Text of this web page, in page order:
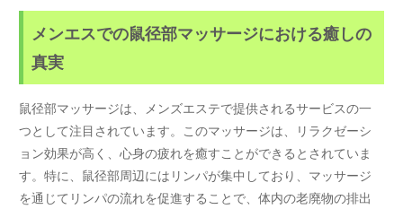
メンエスでの鼠径部マッサージにおける癒しの
真実
鼠径部マッサージは、メンズエステで提供されるサービスの一
つとして注目されています。このマッサージは、リラクゼーシ
ョン効果が高く、心身の疲れを癒すことができるとされていま
す。特に、鼠径部周辺にはリンパが集中しており、マッサージ
を通じてリンパの流れを促進することで、体内の老廃物の排出